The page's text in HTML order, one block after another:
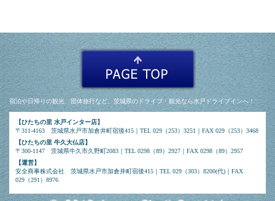
宿泊や日帰りの観光、団体旅行など、茨城県のドライブ・観光なら水戸ドライブインへ！
【ひたちの里 水戸インター店】
〒311-4163 茨城県水戸市加倉井町宿後415｜TEL 029（253）3251｜FAX 029（253）3468
【ひたちの里 牛久大仏店】
〒300-1147 茨城県牛久市久野町2083｜TEL 0298（89）2927｜FAX 0298（89）2957
【運営】
安全商事株式会社 茨城県水戸市加倉井町宿後415｜TEL 029（303）8200(代)｜FAX
029（291）8976